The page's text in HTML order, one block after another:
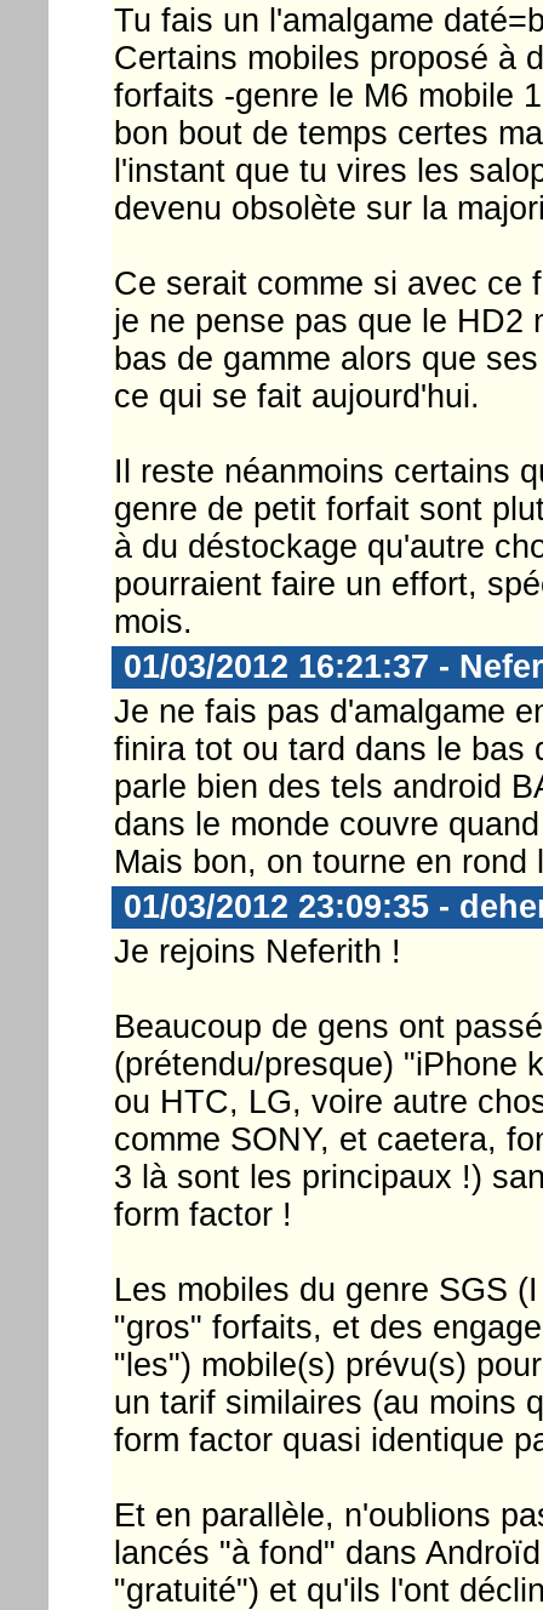
Tu fais un l'amalgame
Certains mobiles proposé à
forfaits -genre le M6 mobile
bon bout de temps certes
l'instant que tu vires les
devenu obsolète sur la
Ce serait comme si avec ce
je ne pense pas que le HD2
bas de gamme alors que
ce qui se fait aujourd'hui.
Il reste néanmoins certains
genre de petit forfait sont
à du déstockage qu'autre
pourraient faire un effort,
mois.
01/03/2012 16:21:37 -
Je ne fais pas d'amalgame
finira tot ou tard dans le bas
parle bien des tels android
dans le monde couvre
Mais bon, on tourne en rond
01/03/2012 23:09:35 -
Je rejoins Neferith !
Beaucoup de gens ont
(prétendu/presque) "iPhone
ou HTC, LG, voire autre
comme SONY, et caetera,
3 là sont les principaux !)
form factor !
Les mobiles du genre SGS
"gros" forfaits, et des
"les") mobile(s) prévu(s)
un tarif similaires (au moins
form factor quasi identique
Et en parallèle, n'oublions
lancés "à fond" dans
"gratuité") et qu'ils l'ont